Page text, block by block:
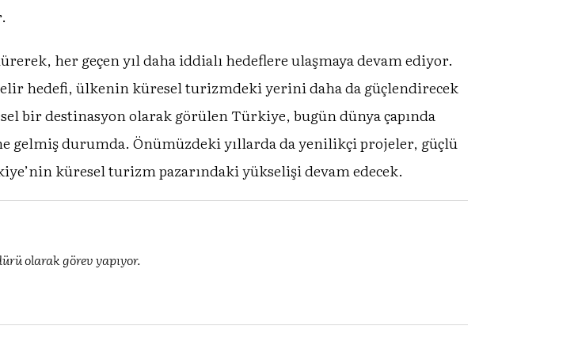
her geçen yıl daha iddialı hedeflere ulaşmaya devam ediyor.
hedefi, ülkenin küresel turizmdeki yerini daha da güçlendirecek
bir destinasyon olarak görülen Türkiye, bugün dünya çapında
durumda. Önümüzdeki yıllarda da yenilikçi projeler, güçlü
küresel turizm pazarındaki yükselişi devam edecek.
olarak görev yapıyor.